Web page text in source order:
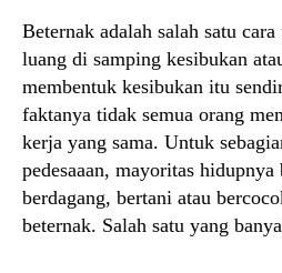
Beternak adalah salah satu
luang di samping kesibukan
membentuk kesibukan itu
faktanya tidak semua orang
kerja yang sama. Untuk
pedesaaan, mayoritas hidupnya
berdagang, bertani atau
beternak. Salah satu yang